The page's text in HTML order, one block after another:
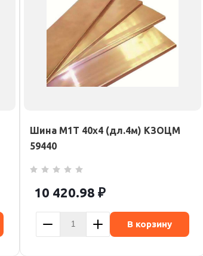
Шина М1Т 40х4 (дл.4м) КЗОЦМ
59440
10 420.98 ₽
В корзину